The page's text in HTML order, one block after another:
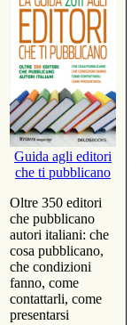
Guida agli editori
che ti pubblicano
Oltre 350 editori
che pubblicano
autori italiani: che
cosa pubblicano,
che condizioni
fanno, come
contattarli, come
presentarsi